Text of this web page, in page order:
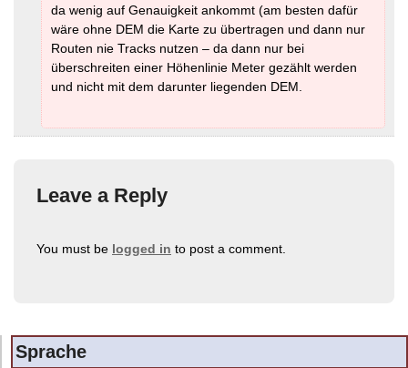
da wenig auf Genauigkeit ankommt (am besten dafür
wäre ohne DEM die Karte zu übertragen und dann nur
Routen nie Tracks nutzen – da dann nur bei
überschreiten einer Höhenlinie Meter gezählt werden
und nicht mit dem darunter liegenden DEM.
Leave a Reply
You must be logged in to post a comment.
Sprache